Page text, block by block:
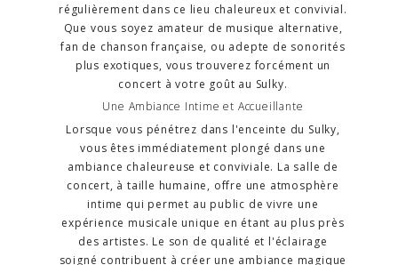
régulièrement dans ce lieu chaleureux et convivial.
Que vous soyez amateur de musique alternative,
fan de chanson française, ou adepte de sonorités
plus exotiques, vous trouverez forcément un
concert à votre goût au Sulky.
Une Ambiance Intime et Accueillante
Lorsque vous pénétrez dans l'enceinte du Sulky,
vous êtes immédiatement plongé dans une
ambiance chaleureuse et conviviale. La salle de
concert, à taille humaine, offre une atmosphère
intime qui permet au public de vivre une
expérience musicale unique en étant au plus près
des artistes. Le son de qualité et l'éclairage
soigné contribuent à créer une ambiance magique